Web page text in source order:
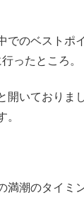
でのベストポ
ったところ。
開いておりま
。
満潮のタイミン